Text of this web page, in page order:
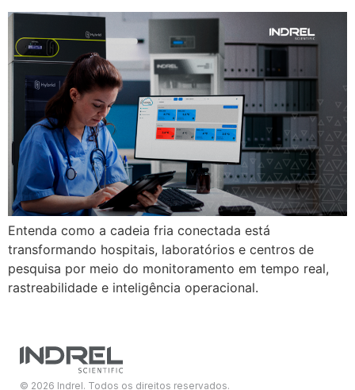
Entenda como a cadeia fria conectada está
transformando hospitais, laboratórios e centros de
pesquisa por meio do monitoramento em tempo real,
rastreabilidade e inteligência operacional.
© 2026 Indrel. Todos os direitos reservados.